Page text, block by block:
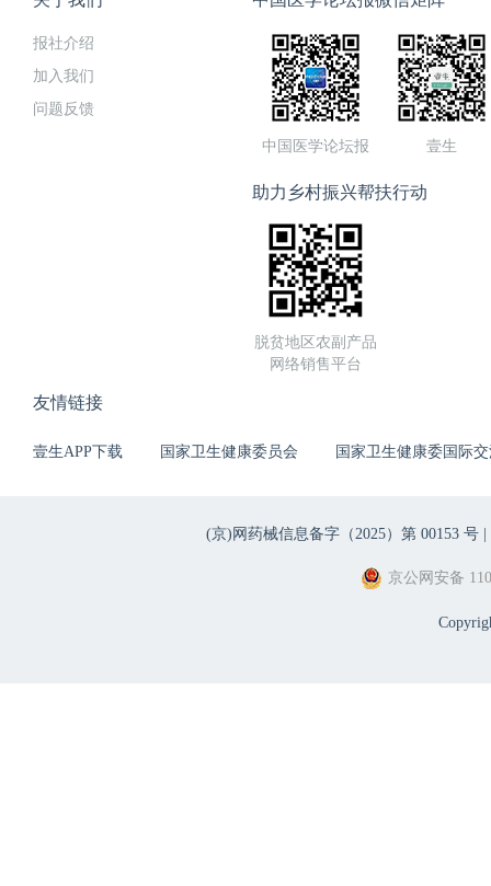
报社介绍
加入我们
问题反馈
中国医学论坛报 壹生
助力乡村振兴帮扶行动
脱贫地区农副产品
网络销售平台
友情链接
壹生APP下载 国家卫生健康委员会 国家卫生健康委国际
(京)网药械信息备字（2025）第 00153 号 |
京公网安备